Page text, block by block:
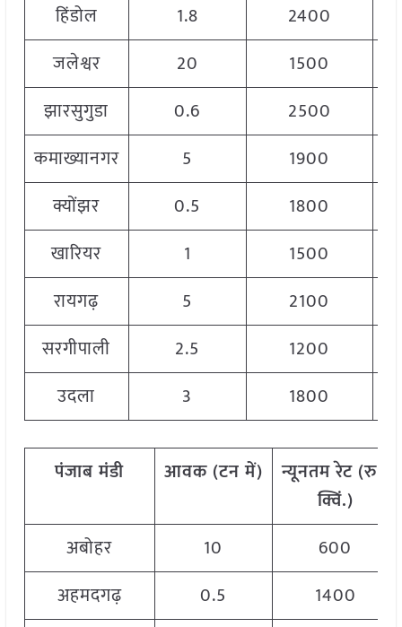
हिंडोल 1.8
2400
जलेश्वर
20
1500
झारसुगुडा
0.6
2500
कमाख्यानगर
5
1900
क्योंझर
0.5
1800
खारियर
1
1500
रायगढ़
5
2100
सरगीपाली
2.5
1200
उदला
3 1800
पंजाबमंडी आवक(टनमें) न्यूनतमरेट(रु./
क्विं.)
अबोहर
10
600
अहमदगढ़
0.5
1400